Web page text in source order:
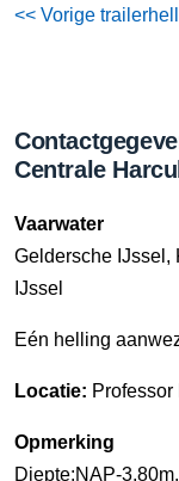
<< Vorige
Centrale
Vaarwater
Geldersche IJssel,
IJssel
Eén helling
Locatie:
Opmerking
Diepte:NAP-3,80m.